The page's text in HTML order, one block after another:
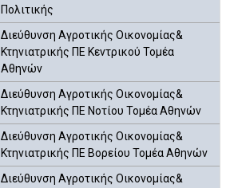
Πολιτικής
Διεύθυνση Αγροτικής Οικονομίας&
Κτηνιατρικής ΠΕ Κεντρικού Τομέα
Αθηνών
Διεύθυνση Αγροτικής Οικονομίας&
Κτηνιατρικής ΠΕ Νοτίου Τομέα Αθηνών
Διεύθυνση Αγροτικής Οικονομίας&
Κτηνιατρικής ΠΕ Βορείου Τομέα Αθηνών
Διεύθυνση Αγροτικής Οικονομίας&